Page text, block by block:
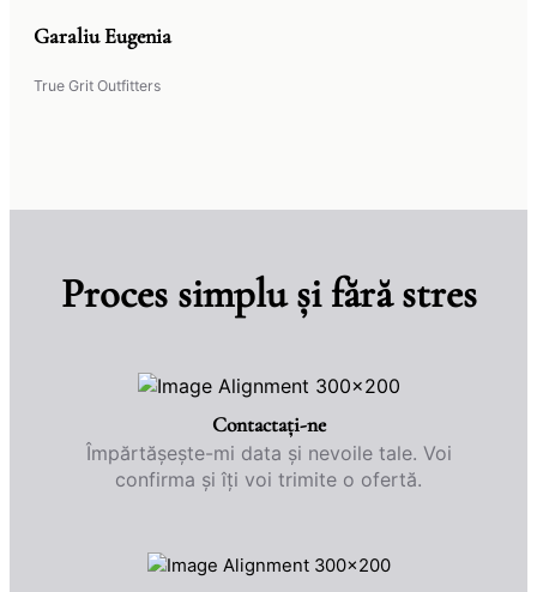
Garaliu Eugenia
True Grit Outfitters
Proces simplu și fără stres
Contactați-ne
Împărtășește-mi data și nevoile tale. Voi
confirma și îți voi trimite o ofertă.